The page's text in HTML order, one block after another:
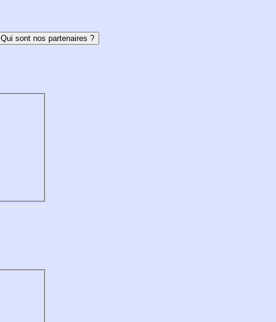
Qui sont nos partenaires ?